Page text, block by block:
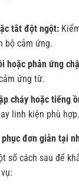
tắt đột ngột:
bộ cảm ứng.
hoặc phản ứng
ứng từ.
cháy hoặc tiếng
linh kiện phù hợp.
đơn giản tại
số cách sau để